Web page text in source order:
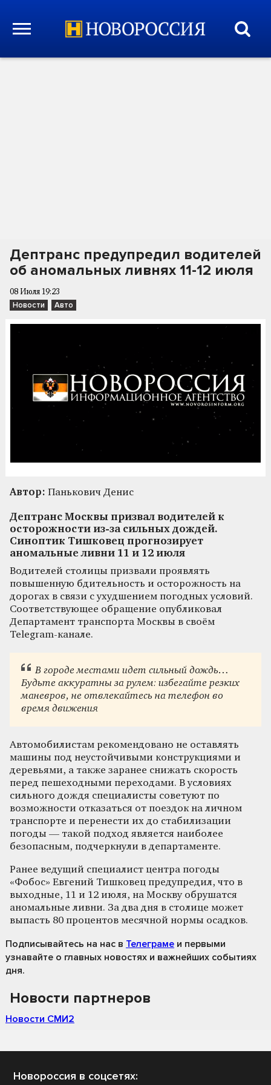
Дептранс предупредил водителей
об аномальных ливнях 11-12 июля
08 Июля 19:23
Новости Авто
Автор: Панькович Денис
Дептранс Москвы призвал водителей к
осторожности из-за сильных дождей.
Синоптик Тишковец прогнозирует
аномальные ливни 11 и 12 июля
Водителей столицы призвали проявлять
повышенную бдительность и осторожность на
дорогах в связи с ухудшением погодных условий.
Соответствующее обращение опубликовал
Департамент транспорта Москвы в своём
Telegram-канале.
В городе местами идет сильный дождь…
Будьте аккуратны за рулем: избегайте резких
маневров, не отвлекайтесь на телефон во
время движения
Автомобилистам рекомендовано не оставлять
машины под неустойчивыми конструкциями и
деревьями, а также заранее снижать скорость
перед пешеходными переходами. В условиях
сильного дождя специалисты советуют по
возможности отказаться от поездок на личном
транспорте и перенести их до стабилизации
погоды — такой подход является наиболее
безопасным, подчеркнули в департаменте.
Ранее ведущий специалист центра погоды
«Фобос» Евгений Тишковец предупредил, что в
выходные, 11 и 12 июля, на Москву обрушатся
аномальные ливни. За два дня в столице может
выпасть 80 процентов месячной нормы осадков.
Подписывайтесь на нас в Телеграме и первыми
узнавайте о главных новостях и важнейших событиях
дня.
Новости партнеров
Новости СМИ2
Новороссия в соцсетях: